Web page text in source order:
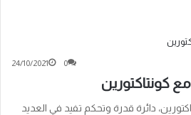
24/10/2021 0
كونتاكتورين
دائرة قدرة وتحكم تفيد في العديد